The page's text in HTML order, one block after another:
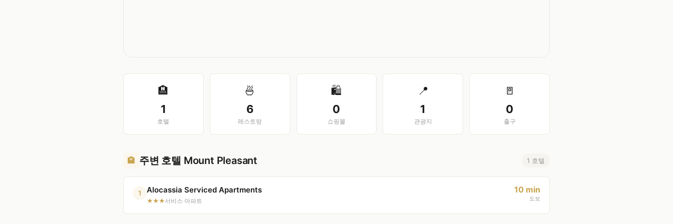
🏨
1
호텔
🍜
6
레스토랑
🛍️
0
쇼핑몰
📍
1
관광지
🚪
0
출구
🏨 주변 호텔 Mount Pleasant 1 호텔
1 Alocassia Serviced Apartments
★★★서비스 아파트
10 min
도보